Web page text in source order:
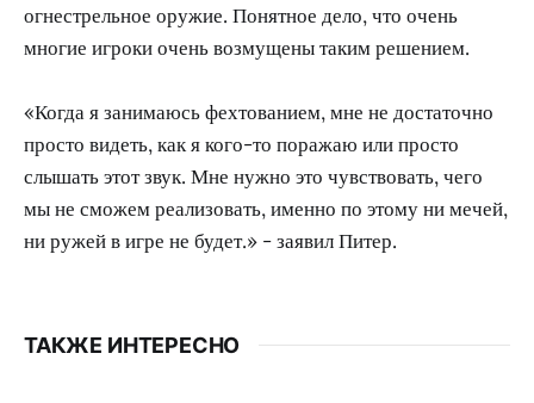
огнестрельное оружие. Понятное дело, что очень
многие игроки очень возмущены таким решением.
«Когда я занимаюсь фехтованием, мне не достаточно
просто видеть, как я кого-то поражаю или просто
слышать этот звук. Мне нужно это чувствовать, чего
мы не сможем реализовать, именно по этому ни мечей,
ни ружей в игре не будет.» - заявил Питер.
ТАКЖЕ ИНТЕРЕСНО